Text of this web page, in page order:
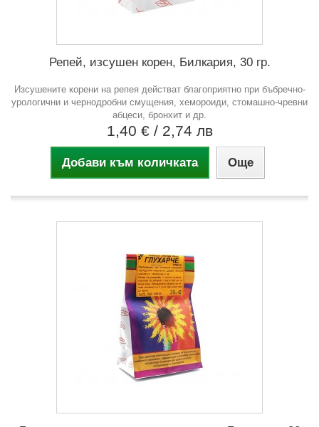
Репей, изсушен корен, Билкария, 30 гр.
Изсушените корени на репея действат благоприятно при бъбречно-
урологични и чернодробни смущения, хемороиди, стомашно-чревни
абцеси, бронхит и др.
1,40 € / 2,74 лв
Добави към количката Още